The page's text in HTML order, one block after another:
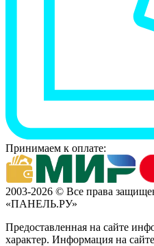
Принимаем к оплате:
2003-2026 © Все права
«ПАНЕЛЬ.РУ»
Предоставленная на сайте
характер. Информация на